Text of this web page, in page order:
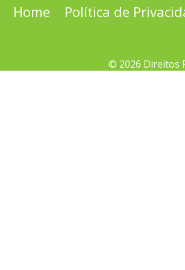
Home Política de
© 2026 Direitos